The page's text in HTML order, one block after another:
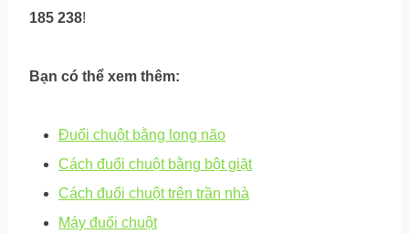
185 238!
Bạn có thể xem thêm:
Đuổi chuột bằng long não
Cách đuổi chuột bằng bột giặt
Cách đuổi chuột trên trần nhà
Máy đuổi chuột